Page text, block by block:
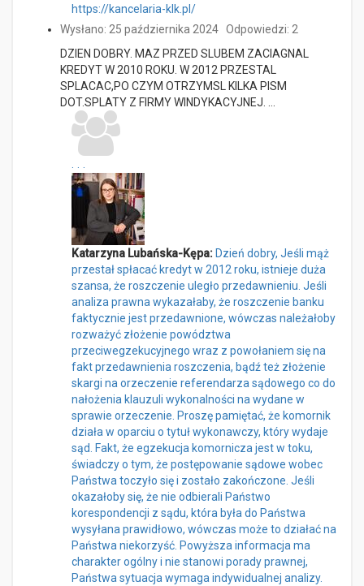
https://kancelaria-klk.pl/
Wysłano: 25 października 2024 Odpowiedzi: 2
DZIEN DOBRY. MAZ PRZED SLUBEM ZACIAGNAL
KREDYT W 2010 ROKU. W 2012 PRZESTAL
SPLACAC,PO CZYM OTRZYMSL KILKA PISM
DOT.SPLATY Z FIRMY WINDYKACYJNEJ. …
Katarzyna Lubańska-Kępa:Dzień dobry, Jeśli mąż
przestał spłacać kredyt w 2012 roku, istnieje duża
szansa, że roszczenie uległo przedawnieniu. Jeśli
analiza prawna wykazałaby, że roszczenie banku
faktycznie jest przedawnione, wówczas należałoby
rozważyć złożenie powództwa
przeciwegzekucyjnego wraz z powołaniem się na
fakt przedawnienia roszczenia, bądź też złożenie
skargi na orzeczenie referendarza sądowego co do
nałożenia klauzuli wykonalności na wydane w
sprawie orzeczenie. Proszę pamiętać, że komornik
działa w oparciu o tytuł wykonawczy, który wydaje
sąd. Fakt, że egzekucja komornicza jest w toku,
świadczy o tym, że postępowanie sądowe wobec
Państwa toczyło się i zostało zakończone. Jeśli
okazałoby się, że nie odbierali Państwo
korespondencji z sądu, która była do Państwa
wysyłana prawidłowo, wówczas może to działać na
Państwa niekorzyść. Powyższa informacja ma
charakter ogólny i nie stanowi porady prawnej,
Państwa sytuacja wymaga indywidualnej analizy.